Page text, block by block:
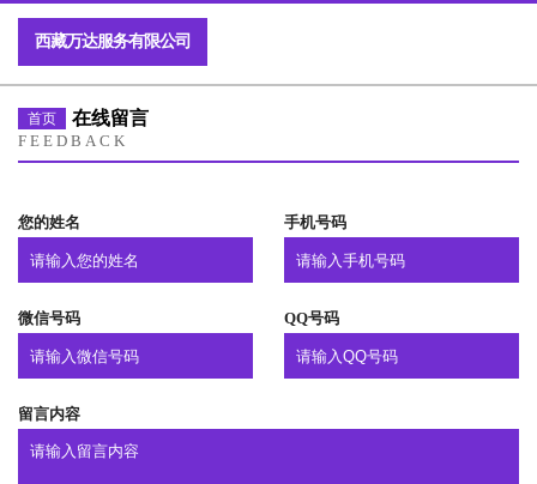
西藏万达服务有限公司
首页 在线留言
FEEDBACK
您的姓名 手机号码
微信号码 QQ号码
留言内容